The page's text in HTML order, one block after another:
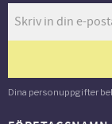
Dina personuppgifter